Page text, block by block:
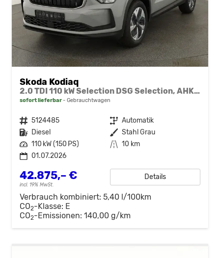
Skoda Kodiaq
2.0 TDI 110 kW Selection DSG Selection, AHK, Navi, Side, Kamera, Winter, 4 J.-Garantie
sofort lieferbar Gebrauchtwagen
Fahrzeugnr. 5124485 Getriebe Automatik
Kraftstoff Diesel Außenfarbe Stahl Grau
Leistung 110 kW (150 PS) Kilometerstand 10 km
01.07.2026
42.875,– €
incl. 19% MwSt.
Details
Verbrauch kombiniert: 5,40 l/100km
CO2-Klasse: E
CO2-Emissionen: 140,00 g/km